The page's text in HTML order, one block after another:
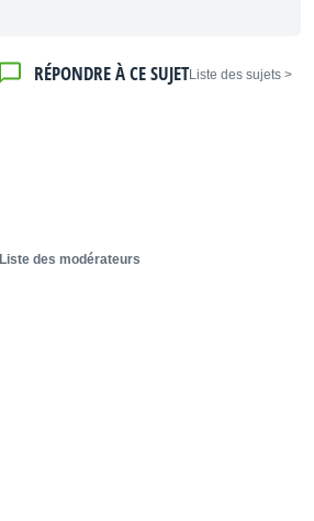
< Liste des sujets
RÉPONDRE À CE SUJET
Liste des modérateurs